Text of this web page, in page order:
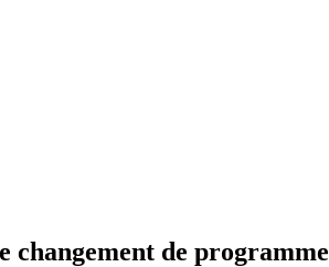
changement de programme